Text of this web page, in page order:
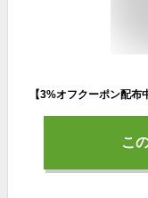
こ